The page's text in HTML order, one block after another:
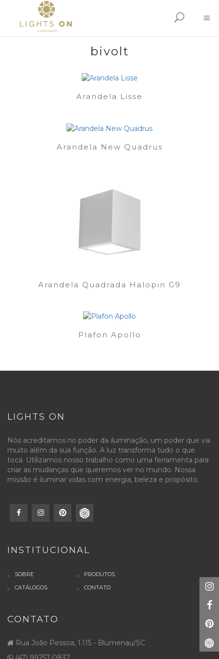
bivolt
Arandela Lisse
Arandela New Quadrus
Arandela Quadrada Halopin G9
Plafon Apollo
LIGHTS ON
Nós acreditamos no poder da iluminação, um poder que vai
muito além da sua função. A luz transforma tudo o que
toca. Utilizamos nosso trabalho como uma ferramenta para
criar as mudanças que queremos ver no mundo. Nossa
missão é iluminar vidas com energia, beleza e propósito.
INSTITUCIONAL
SOBRE
PRODUTOS
CATÁLOGOS
CONTATO
CONTATO
Rua João Pessoa, 1.115 - Blumenau/SC